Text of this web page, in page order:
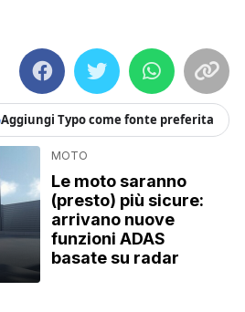
Aggiungi Typo come fonte preferita
MOTO
Le moto saranno
(presto) più sicure:
arrivano nuove
funzioni ADAS
basate su radar